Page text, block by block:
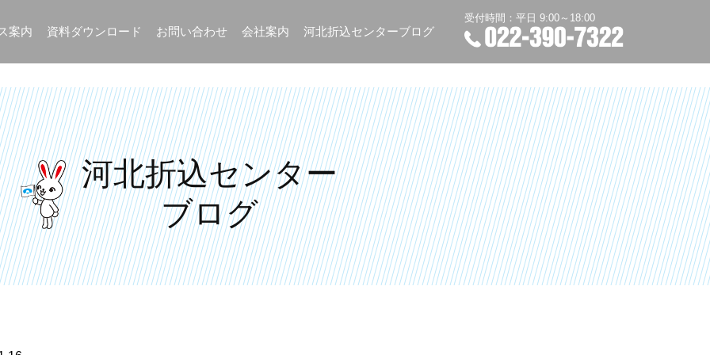
案内 資料ダウンロード お問い合わせ 会社案内 河北折込センターブログ
受付時間：平日 9:00～18:00
河北折込センター
ブログ